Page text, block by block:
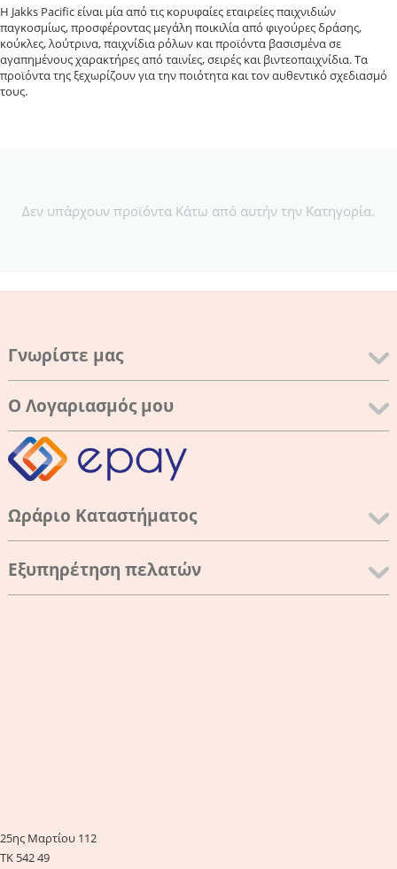
Η Jakks Pacific είναι μία από τις κορυφαίες εταιρείες παιχνιδιών
παγκοσμίως, προσφέροντας μεγάλη ποικιλία από φιγούρες δράσης,
κούκλες, λούτρινα, παιχνίδια ρόλων και προϊόντα βασισμένα σε
αγαπημένους χαρακτήρες από ταινίες, σειρές και βιντεοπαιχνίδια. Τα
προϊόντα της ξεχωρίζουν για την ποιότητα και τον αυθεντικό σχεδιασμό
τους.
Δεν υπάρχουν προϊόντα Κάτω από αυτήν την Κατηγορία.
Γνωρίστε μας
Ο Λογαριασμός μου
Ωράριο Καταστήματος
Εξυπηρέτηση πελατών
25ης Μαρτίου 112
ΤΚ 542 49